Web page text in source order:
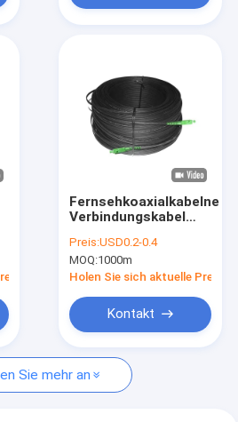
Verbindungskabel
Preis:USD0.2-0.4
MOQ:1000m
Holen Sie sich aktuelle Preis
Kontakt
Sie mehr an